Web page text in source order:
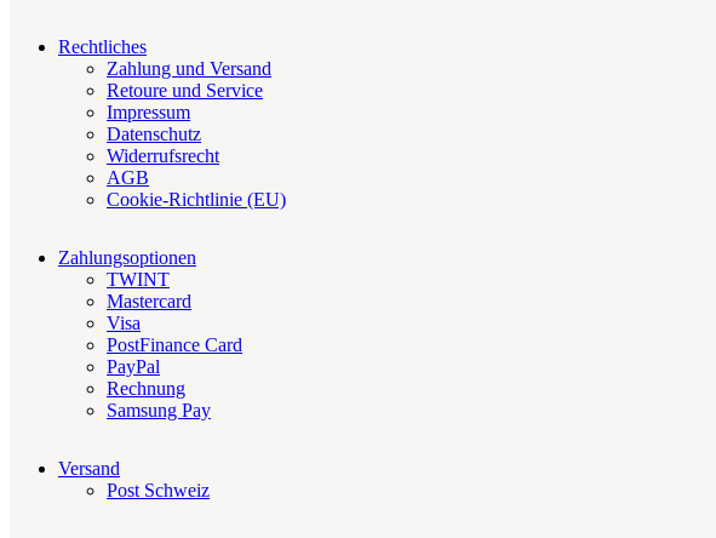
Rechtliches
Zahlung und Versand
Retoure und Service
Impressum
Datenschutz
Widerrufsrecht
AGB
Cookie-Richtlinie (EU)
Zahlungsoptionen
TWINT
Mastercard
Visa
PostFinance Card
PayPal
Rechnung
Samsung Pay
Versand
Post Schweiz